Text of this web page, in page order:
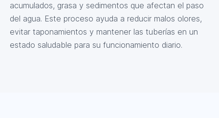
acumulados, grasa y sedimentos que afectan el paso
del agua. Este proceso ayuda a reducir malos olores,
evitar taponamientos y mantener las tuberías en un
estado saludable para su funcionamiento diario.